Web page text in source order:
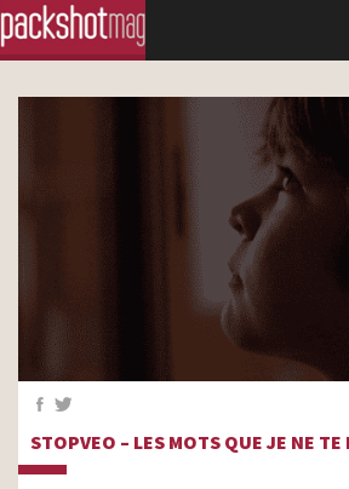
STOPVEO – LES MOTS QUE JE NE TE